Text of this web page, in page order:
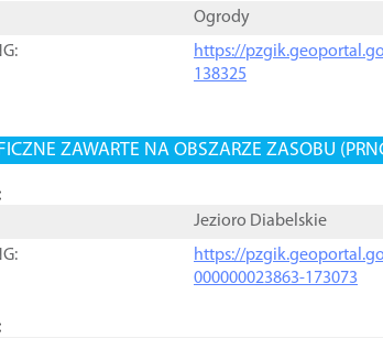
Ogrody
https://
138325
ZAWARTE NA OBSZARZE ZASOBU
Jezioro Diabelskie
https://
000000023863-173073